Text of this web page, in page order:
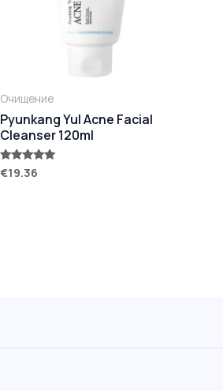
Очищение
Pyunkang Yul Acne Facial
Cleanser 120ml
Оценка
5.00
€19.36